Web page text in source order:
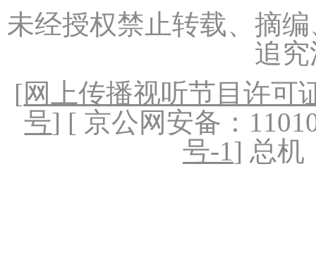
未经授权禁止转载、摘
追
[网上传播视听节目许可
号] [ 京公网安备：
号-1] 总机